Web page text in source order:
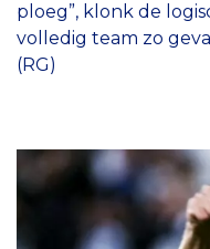
ploeg”, klonk de
volledig team zo
(RG)